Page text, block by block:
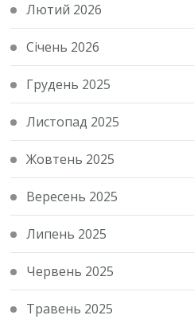
Лютий 2026
Січень 2026
Грудень 2025
Листопад 2025
Жовтень 2025
Вересень 2025
Липень 2025
Червень 2025
Травень 2025